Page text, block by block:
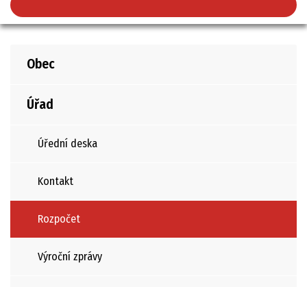
Obec
Úřad
Úřední deska
Kontakt
Rozpočet
Výroční zprávy